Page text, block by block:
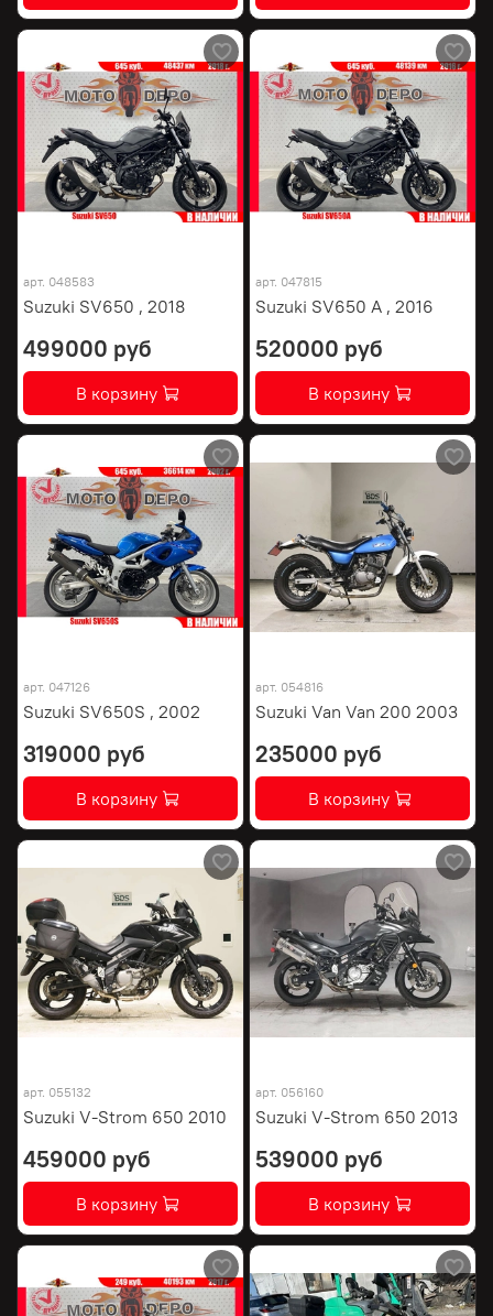
арт. 048583
Suzuki SV650 , 2018
499000 руб
В корзину
арт. 047815
Suzuki SV650 A , 2016
520000 руб
В корзину
арт. 047126
Suzuki SV650S , 2002
319000 руб
В корзину
арт. 054816
Suzuki Van Van 200 2003
235000 руб
В корзину
арт. 055132
Suzuki V-Strom 650 2010
459000 руб
В корзину
арт. 056160
Suzuki V-Strom 650 2013
539000 руб
В корзину